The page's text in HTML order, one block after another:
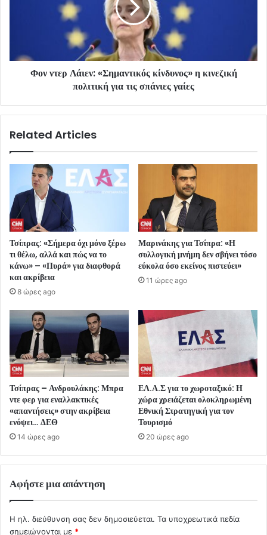
Φον ντερ Λάιεν: «Σημαντικός κίνδυνος» η κινεζική
πολιτική για τις σπάνιες γαίες
Related Articles
Τσίπρας: «Σήμερα όχι μόνο ξέρω
τι θέλω, αλλά και πώς να το
κάνω» – «Πυρά» για διαφθορά
και ακρίβεια
8 ώρες ago
Μαρινάκης για Τσίπρα: «Η
συλλογική μνήμη δεν σβήνει τόσο
εύκολα όσο εκείνος πιστεύει»
11 ώρες ago
Τσίπρας – Ανδρουλάκης: Μπρα
ντε φερ για εναλλακτικές
«απαντήσεις» στην ακρίβεια
ενόψει… ΔΕΘ
14 ώρες ago
ΕΛ.Α.Σ για το χωροταξικό: Η
χώρα χρειάζεται ολοκληρωμένη
Εθνική Στρατηγική για τον
Τουρισμό
20 ώρες ago
Αφήστε μια απάντηση
Η ηλ. διεύθυνση σας δεν δημοσιεύεται. Τα υποχρεωτικά πεδία
σημειώνονται με *